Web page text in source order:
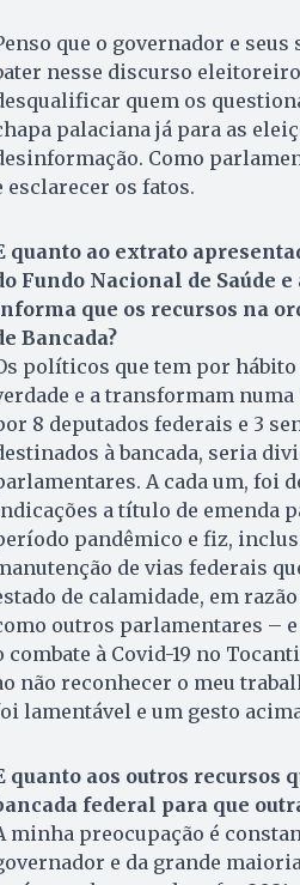
que o governador e
nesse discurso
quem os
palaciana já para as
Como
esclarecer os fatos.
quanto ao extrato
Fundo Nacional de Saúde
que os recursos na
Bancada?
políticos que tem por
e a transformam numa
8 deputados federais e 3
à bancada, seria
A cada um, foi
a título de emenda
pandêmico e fiz,
de vias federais
de calamidade, em
outros parlamentares –
combate à Covid-19 no
não reconhecer o meu
lamentável e um gesto
quanto aos outros recursos
federal para que
minha preocupação é
e da grande